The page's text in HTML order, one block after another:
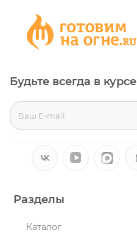
Разделы
Каталог
Будьте всегда в